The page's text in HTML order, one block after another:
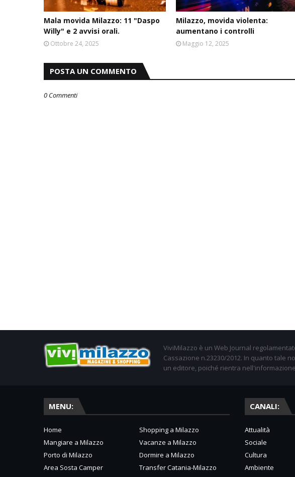
Mala movida Milazzo: 11 "Daspo
Willy" e 2 avvisi orali.
Ottobre 24, 2025
Milazzo, movida violenta:
aumentano i controlli
Maggio 12, 2025
POSTA UN COMMENTO
0 Commenti
ViviMilazzo è un Web Journal
Cassazione n.23230/2012. In quanto tale
un editore, poiché rientra
MENU:
Home
Shopping a Milazzo
Mangiare a Milazzo
Vacanze a Milazzo
Porto di Milazzo
Dormire a Milazzo
Area Sosta Camper
Transfer Catania-Milazzo
CANALI:
Attualità
Sociale
Cultura
Ambiente